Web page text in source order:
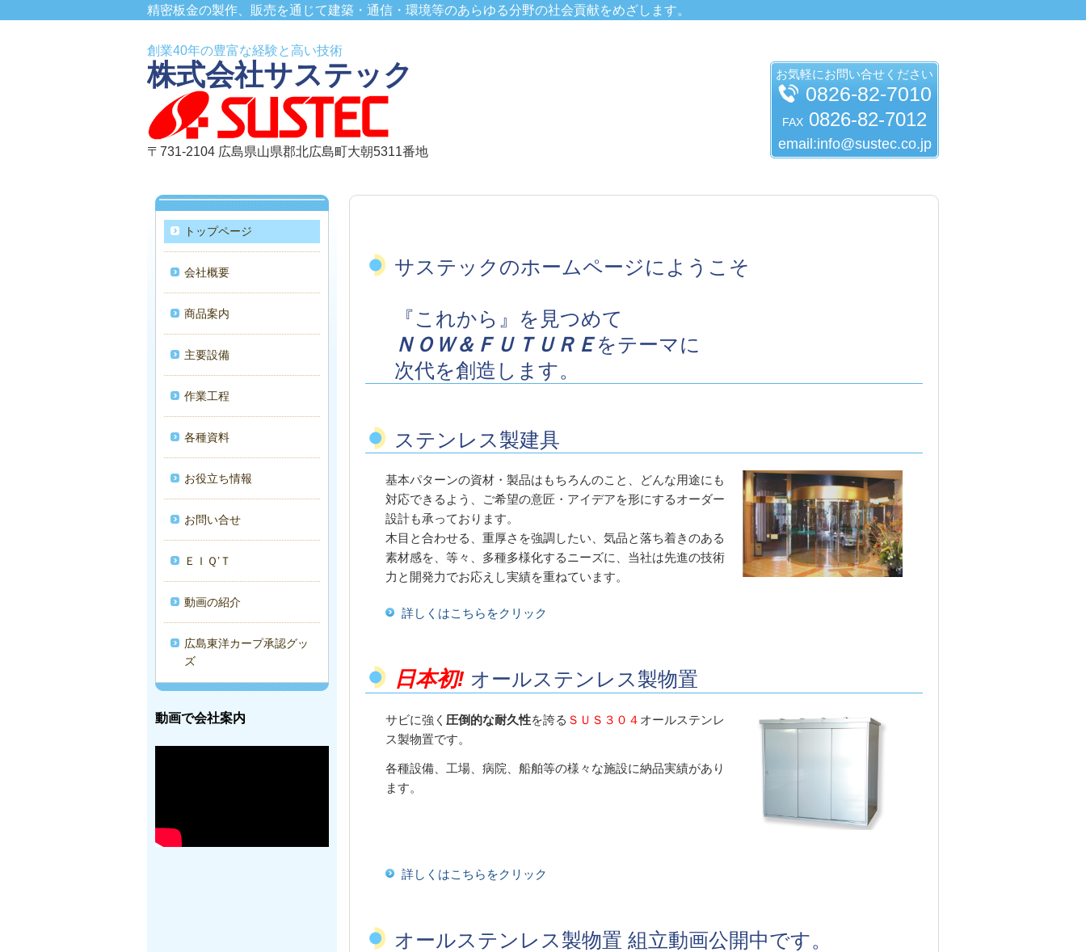
精密板金の製作、販売を通じて建築・通信・環境等のあらゆる分野の社会貢献をめざします。
創業40年の豊富な経験と高い技術
株式会社サステック
〒731-2104 広島県山県郡北広島町大朝5311番地
お気軽にお問い合せください
0826-82-7010
FAX 0826-82-7012
email:info@sustec.co.jp
サステックのホームページにようこそ
『これから』を見つめて
ＮＯＷ＆ＦＵＴＵＲＥをテーマに
次代を創造します。
ステンレス製建具
基本パターンの資材・製品はもちろんのこと、どんな用途にも
対応できるよう、ご希望の意匠・アイデアを形にするオーダー
設計も承っております。
木目と合わせる、重厚さを強調したい、気品と落ち着きのある
素材感を、等々、多種多様化するニーズに、当社は先進の技術
力と開発力でお応えし実績を重ねています。
詳しくはこちらをクリック
日本初! オールステンレス製物置
サビに強く 圧倒的な耐久性を誇る ＳＵＳ３０４ オールステンレ
ス製物置です。
各種設備、工場、病院、船舶等の様々な施設に納品実績があり
ます。
詳しくはこちらをクリック
オールステンレス製物置 組立動画公開中です。
トップページ
会社概要
商品案内
主要設備
作業工程
各種資料
お役立ち情報
お問い合せ
ＥＩＱ’Ｔ
動画の紹介
広島東洋カープ承認グッ
ズ
動画で会社案内